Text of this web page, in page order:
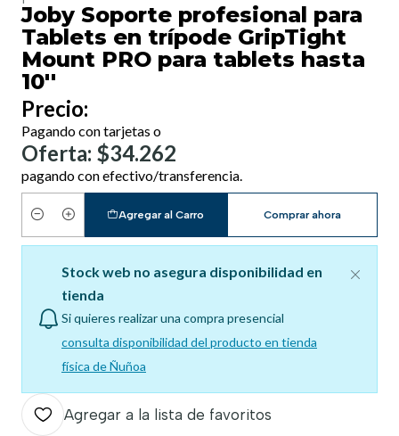
Joby Soporte profesional para
Tablets en trípode GripTight
Mount PRO para tablets hasta
10''
Precio:
Pagando con tarjetas o
Oferta: $34.262
pagando con efectivo/transferencia.
Cantidad
Agregar al Carro Comprar ahora
Stock web no asegura disponibilidad en
tienda
Si quieres realizar una compra presencial
consulta disponibilidad del producto en tienda
física de Ñuñoa
Agregar a la lista de favoritos